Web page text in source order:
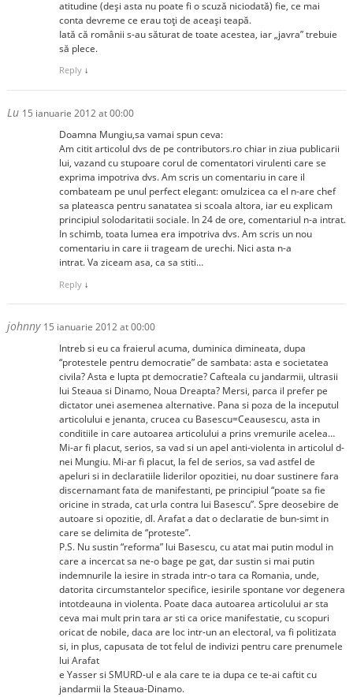
atitudine (deși asta nu poate fi o scuză niciodată) fie, ce mai
conta devreme ce erau toți de aceași teapă.
Iată că românii s-au săturat de toate acestea, iar „javra” trebuie
să plece.
Reply ↓
Lu 15 ianuarie 2012 at 00:00
Doamna Mungiu,sa vamai spun ceva:
Am citit articolul dvs de pe contributors.ro chiar in ziua publicarii
lui, vazand cu stupoare corul de comentatori virulenti care se
exprima impotriva dvs. Am scris un comentariu in care il
combateam pe unul perfect elegant: omulzicea ca el n-are chef
sa plateasca pentru sanatatea si scoala altora, iar eu explicam
principiul solodaritatii sociale. In 24 de ore, comentariul n-a intrat.
In schimb, toata lumea era impotriva dvs. Am scris un nou
comentariu in care ii trageam de urechi. Nici asta n-a
intrat. Va ziceam asa, ca sa stiti…
Reply ↓
johnny 15 ianuarie 2012 at 00:00
Intreb si eu ca fraierul acuma, duminica dimineata, dupa
“protestele pentru democratie” de sambata: asta e societatea
civila? Asta e lupta pt democratie? Cafteala cu jandarmii, ultrasii
lui Steaua si Dinamo, Noua Dreapta? Mersi, parca il prefer pe
dictator unei asemenea alternative. Pana si poza de la inceputul
articolului e jenanta, crucea cu Basescu=Ceausescu, asta in
conditiile in care autoarea articolului a prins vremurile acelea…
Mi-ar fi placut, serios, sa vad si un apel anti-violenta in articolul d-
nei Mungiu. Mi-ar fi placut, la fel de serios, sa vad astfel de
apeluri si in declaratiile liderilor opozitiei, nu doar sustinere fara
discernamant fata de manifestanti, pe principiul “poate sa fie
oricine in strada, cat urla contra lui Basescu”. Spre deosebire de
autoare si opozitie, dl. Arafat a dat o declaratie de bun-simt in
care se delimita de “proteste”.
P.S. Nu sustin “reforma” lui Basescu, cu atat mai putin modul in
care a incercat sa ne-o bage pe gat, dar sustin si mai putin
indemnurile la iesire in strada intr-o tara ca Romania, unde,
datorita circumstantelor specifice, iesirile spontane vor degenera
intotdeauna in violenta. Poate daca autoarea articolului ar sta
ceva mai mult prin tara ar sti ca orice manifestatie, cu scopuri
oricat de nobile, daca are loc intr-un an electoral, va fi politizata
si, in plus, capusata de tot felul de indivizi pentru care prenumele
lui Arafat
e Yasser si SMURD-ul e ala care te ia dupa ce te-ai caftit cu
jandarmii la Steaua-Dinamo.